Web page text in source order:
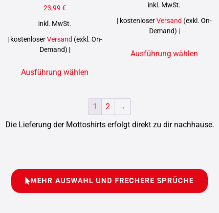
23,99 €
inkl. MwSt.
| kostenloserVersand (exkl. On-
Demand) |
Ausführung wählen
inkl. MwSt.
| kostenloserVersand (exkl. On-
Demand) |
Ausführung wählen
1 2
→
Die Lieferung der Mottoshirts erfolgt direkt zu dir nachhause.
MEHR AUSWAHL UND FRECHERE SPRÜCHE